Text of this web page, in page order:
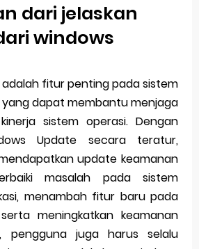
dari jelaskan
windows
fitur penting pada sistem
yang dapat membantu menjaga
sistem operasi. Dengan
Update secara teratur,
update keamanan
masalah pada sistem
menambah fitur baru pada
meningkatkan keamanan
pengguna juga harus selalu